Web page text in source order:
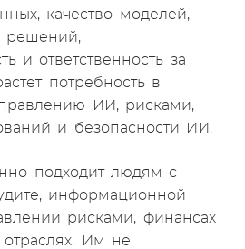
качество моделей,
решений,
и ответственность за
потребность в
ИИ, рисками,
и безопасности ИИ.
подходит людям с
информационной
рисками, финансах
Им не